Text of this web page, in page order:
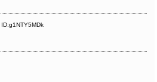
ID:g1NTY5MDk